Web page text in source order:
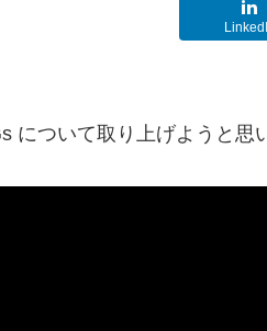
について取り上げようと思